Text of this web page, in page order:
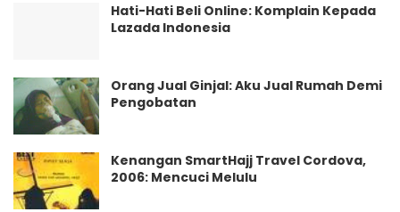
Hati-Hati Beli Online: Komplain Kepada
Lazada Indonesia
Orang Jual Ginjal: Aku Jual Rumah Demi
Pengobatan
Kenangan SmartHajj Travel Cordova,
2006: Mencuci Melulu